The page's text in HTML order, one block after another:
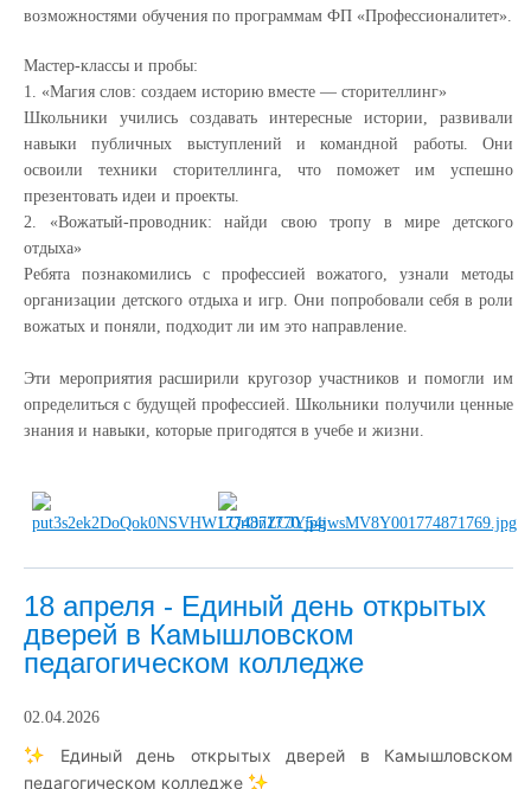
возможностями обучения по программам ФП «Профессионалитет».
Мастер-классы и пробы:
1. «Магия слов: создаем историю вместе — сторителлинг»
Школьники учились создавать интересные истории, развивали
навыки публичных выступлений и командной работы. Они
освоили техники сторителлинга, что поможет им успешно
презентовать идеи и проекты.
2. «Вожатый-проводник: найди свою тропу в мире детского
отдыха»
Ребята познакомились с профессией вожатого, узнали методы
организации детского отдыха и игр. Они попробовали себя в роли
вожатых и поняли, подходит ли им это направление.
Эти мероприятия расширили кругозор участников и помогли им
определиться с будущей профессией. Школьники получили ценные
знания и навыки, которые пригодятся в учебе и жизни.
18 апреля - Единый день открытых
дверей в Камышловском
педагогическом колледже
02.04.2026
Единый день открытых дверей в Камышловском
педагогическом колледже